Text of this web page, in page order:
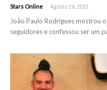
Stars Online - Agosto 16, 2021
João Paulo Rodrigues mostrou
seguidores e confessou ser um